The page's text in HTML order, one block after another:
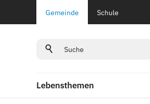
Gemeinde Schule
Lebensthemen